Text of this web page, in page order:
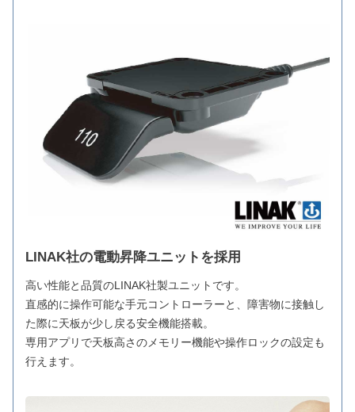
LINAK社の電動昇降ユニットを採用
高い性能と品質のLINAK社製ユニットです。
直感的に操作可能な手元コントローラーと、障害物に接触し
た際に天板が少し戻る安全機能搭載。
専用アプリで天板高さのメモリー機能や操作ロックの設定も
行えます。